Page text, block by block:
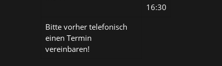
16:30
Bitte vorher telefonisch
einen Termin
vereinbaren!